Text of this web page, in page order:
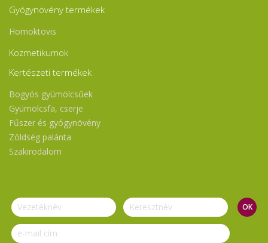
Gyógynövény termékek
Homoktövis
Kozmetikumok
Kertészeti termékek
Bogyós gyümölcsűek
Gyümölcsfa, cserje
Fűszer és gyógynövény
Zöldség palánta
Szakirodalom